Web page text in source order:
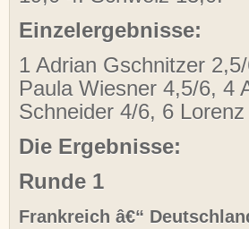
Einzelergebnisse:
1 Adrian Gschnitzer
Paula Wiesner 4,5/6, 4
Schneider 4/6, 6
Die Ergebnisse:
Runde 1
Frankreich â€“